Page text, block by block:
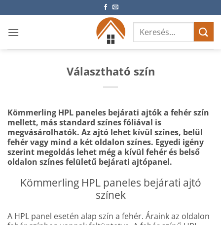
to
content
Keresés
következőre:
Választható szín
Kömmerling HPL paneles bejárati ajtók a fehér szín
mellett, más standard színes fóliával is
megvásárolhatók. Az ajtó lehet kívül színes, belül
fehér vagy mind a két oldalon színes. Egyedi igény
szerint megoldás lehet még a kívül fehér és belső
oldalon színes felületű bejárati ajtópanel.
Kömmerling HPL paneles bejárati ajtó
színek
A HPL panel esetén alap szín a fehér. Áraink az oldalon